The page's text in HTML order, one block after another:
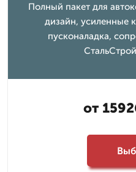
Полный пакет для
дизайн, усиленные
пусконаладка,
от